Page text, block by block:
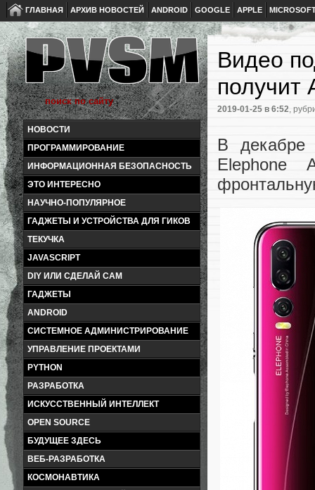
ГЛАВНАЯ АРХИВ НОВОСТЕЙ ANDROID GOOGLE APPLE
НОВОСТИ
ПРОГРАММИРОВАНИЕ
ИНФОРМАЦИОННАЯ БЕЗОПАСНОСТЬ
ЭТО ИНТЕРЕСНО
НАУЧНО-ПОПУЛЯРНОЕ
ГАДЖЕТЫ И УСТРОЙСТВА ДЛЯ ГИКОВ
ТЕКУЧКА
JAVASCRIPT
DIY ИЛИ СДЕЛАЙ САМ
ГАДЖЕТЫ
ANDROID
СИСТЕМНОЕ АДМИНИСТРИРОВАНИЕ
УПРАВЛЕНИЕ ПРОЕКТАМИ
PYTHON
РАЗРАБОТКА
ИСКУССТВЕННЫЙ ИНТЕЛЛЕКТ
OPEN SOURCE
БУДУЩЕЕ ЗДЕСЬ
ВЕБ-РАЗРАБОТКА
КОСМОНАВТИКА
Видео
получит
2019-01-25 в 6:52,
В декабре
Elephone